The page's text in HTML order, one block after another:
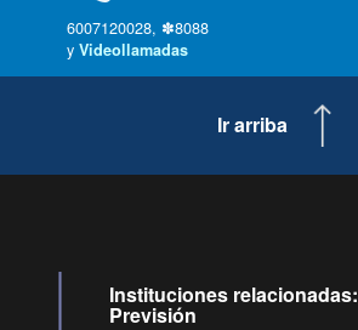
6007120028, ✽8088
y Videollamadas
Ir arriba
Instituciones relacionadas:
Previsión